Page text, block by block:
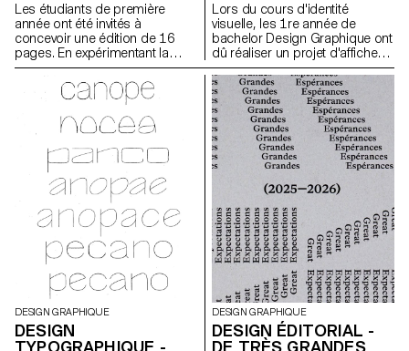
Les étudiants de première
année ont été invités à
concevoir une édition de 16
pages. En expérimentant la
bichromie par diverses
techniques d'impression, ils
ont séquencé une lecture
couleurs imprimées.
Lors du cours d'identité
visuelle, les 1re année de
bachelor Design Graphique ont
dû réaliser un projet d'affiches
à partir d'un événement tiré au
hasard. Ils ont du définir leur
propre système visuel et ont
exploré une recherche
d'affiches typographiques
réalisées à la main. L'identité
visuelle de l'événement a été
développée au travers d'une
affiche et d'un flyer,
accompagnés d'un carnet de
recherche regroupant
l'ensemble de leur processus
créatif.
DESIGN GRAPHIQUE
DESIGN
TYPOGRAPHIQUE -
DESIGN GRAPHIQUE
DESIGN ÉDITORIAL -
DE TRÈS GRANDES